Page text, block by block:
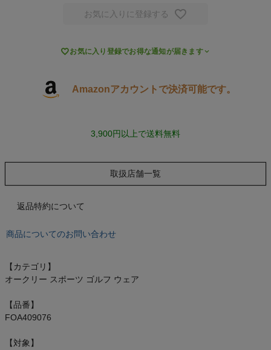
ビジネス
サックス SAXX
オン On
お気に入りに登録する
お気に入り登録でお得な通知が届きます
Amazonアカウントで決済可能です。
3,900円以上で送料無料
取扱店舗一覧
返品特約について
商品についてのお問い合わせ
【カテゴリ】
オークリー スポーツ ゴルフ ウェア
【品番】
FOA409076
【対象】